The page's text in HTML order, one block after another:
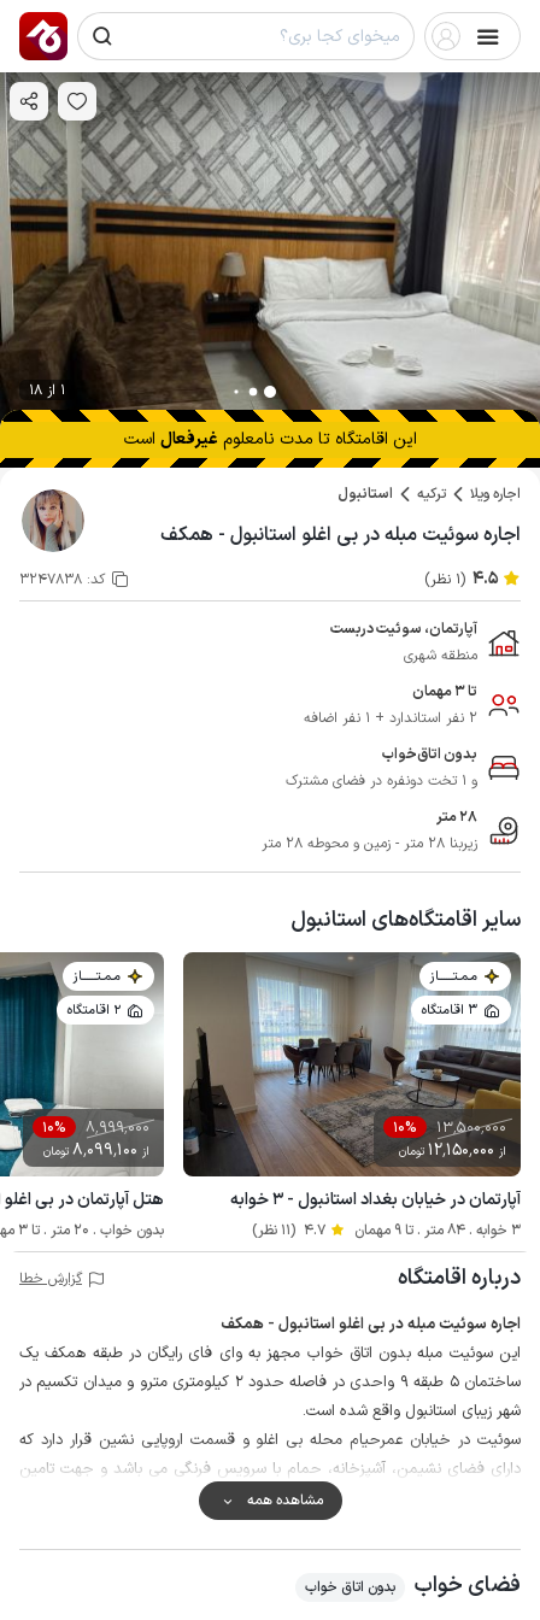
1 از 18
این اقامتگاه تا مدت نامعلوم غیرفعال است
اجاره ویلا ترکیه استانبول
اجاره سوئیت مبله در بی اغلو استانبول - همکف
4.5 (1 نظر) کد: 3247838
آپارتمان، سوئیت دربست
منطقه شهری
تا 3 مهمان
2 نفر استاندارد + 1 نفر اضافه
بدون اتاق‌خواب
و 1 تخت دونفره در فضای مشترک
28 متر
زیربنا 28 متر - زمین و محوطه 28 متر
سایر اقامتگاه‌های استانبول
مـمـتــــــاز
3 اقامتگاه
13٬500٬000 10%
از 12٬150٬000 تومان
آپارتمان در خیابان بغداد استانبول - ۳ خوابه
3 خوابه . 84 متر . تا 9 مهمان 4.7 (11 نظر)
مـمـتــــــاز
2 اقامتگاه
8٬999٬000 10%
از 8٬099٬100 تومان
هتل آپارتمان در بی اغلو
بدون خواب . 20 متر . تا 3 مهمان
درباره اقامتگاه گزارش خطا
اجاره سوئیت مبله در بی اغلو استانبول - همکف
این سوئیت مبله بدون اتاق خواب مجهز به وای فای رایگان در طبقه همکف یک
ساختمان 5 طبقه 9 واحدی در فاصله حدود 2 کیلومتری مترو و میدان تکسیم در
شهر زیبای استانبول واقع شده است.
سوئیت در خیابان عمرحیام محله بی اغلو و قسمت اروپایی نشین قرار دارد که
دارای فضای نشیمن، آشپزخانه، حمام با سرویس فرنگی می باشد و جهت تامین
امنیت، ساختمان در قسمت مشاعات مجهز به دوربین مداربسته است، دفتر کار
میزبان نیز در طبقه همکف قرار دارد.
منطقه بی اغلو از قدیمی ترین منطقه های استانبول است که با رزرو این واحد و با
حدود 100 الی 200 متر پیاده روی دسترسی کامل به سوپرمارکت، نانوایی ایرانی،
مشاهده همه
فضای خواب بدون اتاق خواب